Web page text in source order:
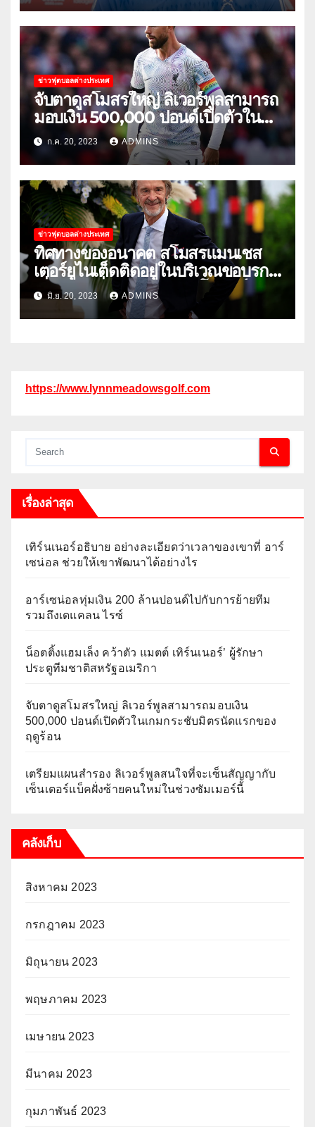
ข่าวฟุตบอลต่างประเทศ
จับตาดูสโมสรใหญ่ ลิเวอร์พูลสามารถ
มอบเงิน 500,000 ปอนด์เปิดตัวใน
เกมกระชับมิตรนัดแรกของฤดูร้อน
ก.ค. 20, 2023 ADMINS
ข่าวฟุตบอลต่างประเทศ
ทิศทางของอนาคต สโมสรแมนเชส
เตอร์ยูไนเต็ดติดอยู่ในบริเวณขอบรก
เนื่องจากเรื่องราวการเทคโอเวอร์ยังคง
ยืดเยื้อ
มิ.ย. 20, 2023 ADMINS
https://www.lynnmeadowsgolf.com
เรื่องล่าสุด
เทิร์นเนอร์อธิบาย อย่างละเอียดว่าเวลาของเขาที่ อาร์
เซน่อล ช่วยให้เขาพัฒนาได้อย่างไร
อาร์เซน่อลทุ่มเงิน 200 ล้านปอนด์ไปกับการย้ายทีม
รวมถึงเดแคลน ไรซ์
น็อตติ้งแฮมเล็ง คว้าตัว แมตต์ เทิร์นเนอร์’ ผู้รักษา
ประตูทีมชาติสหรัฐอเมริกา
จับตาดูสโมสรใหญ่ ลิเวอร์พูลสามารถมอบเงิน
500,000 ปอนด์เปิดตัวในเกมกระชับมิตรนัดแรกของ
ฤดูร้อน
เตรียมแผนสำรอง ลิเวอร์พูลสนใจที่จะเซ็นสัญญากับ
เซ็นเตอร์แบ็คฝั่งซ้ายคนใหม่ในช่วงซัมเมอร์นี้
คลังเก็บ
สิงหาคม 2023
กรกฎาคม 2023
มิถุนายน 2023
พฤษภาคม 2023
เมษายน 2023
มีนาคม 2023
กุมภาพันธ์ 2023